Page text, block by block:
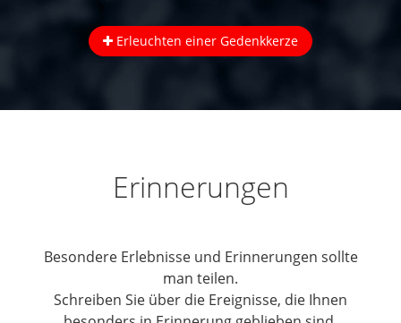
Erleuchten einer Gedenkkerze
Erinnerungen
Besondere Erlebnisse und Erinnerungen sollte
man teilen.
Schreiben Sie über die Ereignisse, die Ihnen